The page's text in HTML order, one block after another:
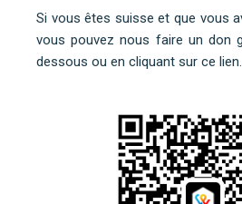
Si vous êtes suisse et que vous
vous pouvez nous faire un don
dessous ou en cliquant sur ce lien.